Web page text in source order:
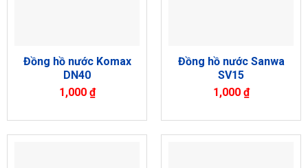
Đồng hồ nước Komax
DN40
1,000 ₫
Đồng hồ nước Sanwa
SV15
1,000 ₫